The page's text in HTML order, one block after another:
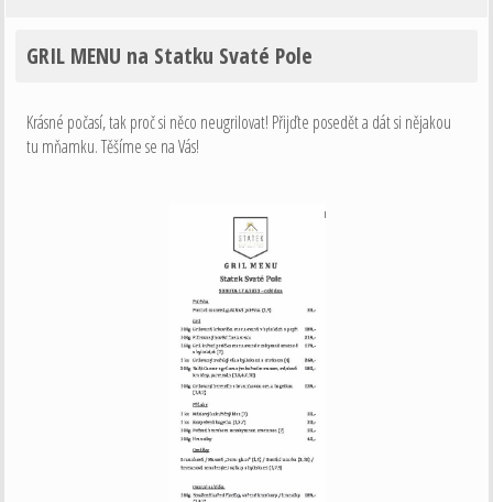
GRIL MENU na Statku Svaté Pole
Krásné počasí, tak proč si něco neugrilovat! Přijďte posedět a dát si nějakou
tu mňamku. Těšíme se na Vás!